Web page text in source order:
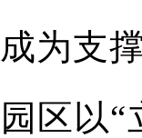
为支
区以